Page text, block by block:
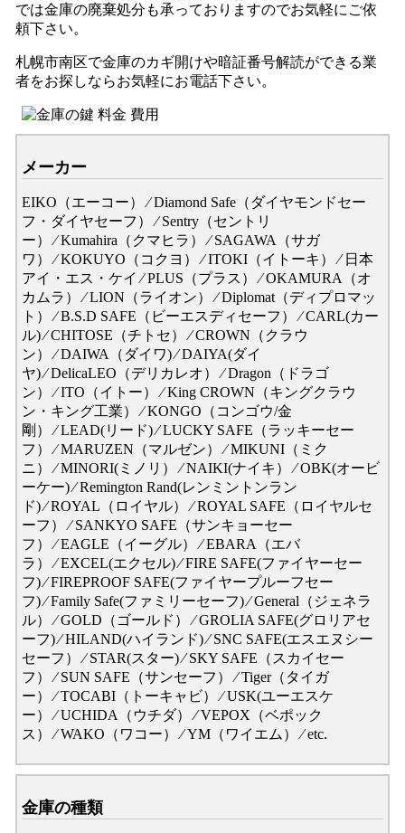
では金庫の廃棄処分も承っておりますのでお気軽にご依
頼下さい。
札幌市南区で金庫のカギ開けや暗証番号解読ができる業
者をお探しならお気軽にお電話下さい。
メーカー
EIKO（エーコー） ⁄ Diamond Safe（ダイヤモンドセー
フ・ダイヤセーフ） ⁄ Sentry（セントリ
ー） ⁄ Kumahira（クマヒラ） ⁄ SAGAWA（サガ
ワ） ⁄ KOKUYO（コクヨ） ⁄ ITOKI（イトーキ） ⁄ 日本
アイ・エス・ケイ ⁄ PLUS（プラス） ⁄ OKAMURA（オ
カムラ） ⁄ LION（ライオン） ⁄ Diplomat（ディプロマッ
ト） ⁄ B.S.D SAFE（ビーエスディセーフ） ⁄ CARL(カー
ル) ⁄ CHITOSE（チトセ） ⁄ CROWN（クラウ
ン） ⁄ DAIWA（ダイワ) ⁄ DAIYA(ダイ
ヤ) ⁄ DelicaLEO（デリカレオ） ⁄ Dragon（ドラゴ
ン） ⁄ ITO（イトー） ⁄ King CROWN（キングクラウ
ン・キング工業） ⁄ KONGO（コンゴウ/金
剛） ⁄ LEAD(リード) ⁄ LUCKY SAFE（ラッキーセー
フ） ⁄ MARUZEN（マルゼン） ⁄ MIKUNI（ミク
ニ） ⁄ MINORI(ミノリ） ⁄ NAIKI(ナイキ） ⁄ OBK(オービ
ーケー) ⁄ Remington Rand(レンミントンラン
ド) ⁄ ROYAL（ロイヤル） ⁄ ROYAL SAFE（ロイヤルセ
ーフ） ⁄ SANKYO SAFE（サンキョーセー
フ） ⁄ EAGLE（イーグル） ⁄ EBARA（エバ
ラ） ⁄ EXCEL(エクセル) ⁄ FIRE SAFE(ファイヤーセー
フ) ⁄ FIREPROOF SAFE(ファイヤープルーフセー
フ) ⁄ Family Safe(ファミリーセーフ) ⁄ General（ジェネラ
ル） ⁄ GOLD（ゴールド） ⁄ GROLIA SAFE(グロリアセ
ーフ) ⁄ HILAND(ハイランド) ⁄ SNC SAFE(エスエヌシー
セーフ） ⁄ STAR(スター) ⁄ SKY SAFE（スカイセー
フ） ⁄ SUN SAFE（サンセーフ） ⁄ Tiger（タイガ
ー） ⁄ TOCABI（トーキャビ） ⁄ USK(ユーエスケ
ー） ⁄ UCHIDA（ウチダ） ⁄ VEPOX（ベポック
ス） ⁄ WAKO（ワコー） ⁄ YM（ワイエム） ⁄ etc.
金庫の種類